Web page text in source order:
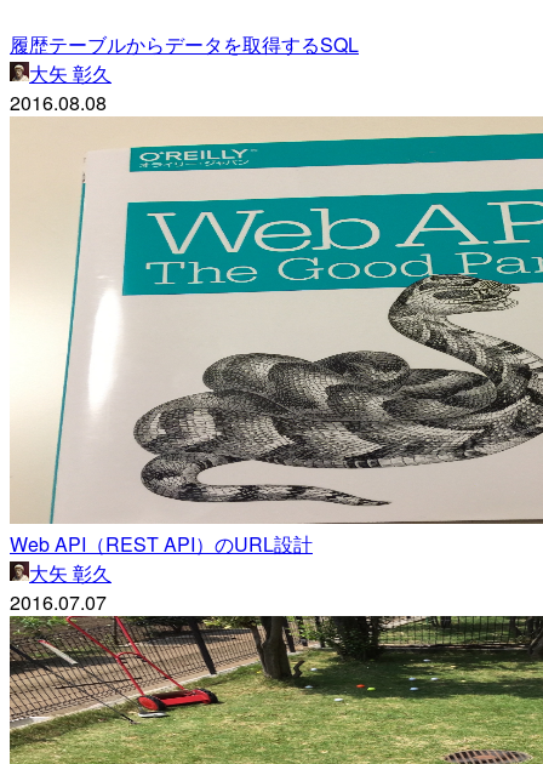
履歴テーブルからデータを取得するSQL
大矢 彰久
2016.08.08
Web API（REST API）のURL設計
大矢 彰久
2016.07.07